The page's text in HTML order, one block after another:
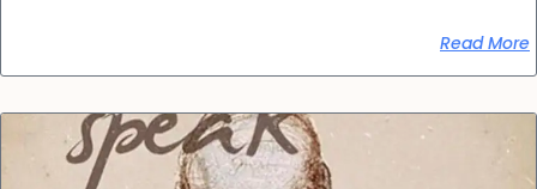
Read More